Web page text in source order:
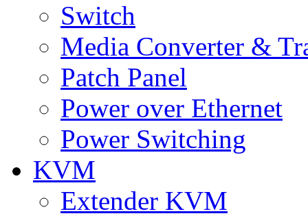
Switch
Media Converter &
Patch Panel
Power over Ethernet
Power Switching
KVM
Extender KVM